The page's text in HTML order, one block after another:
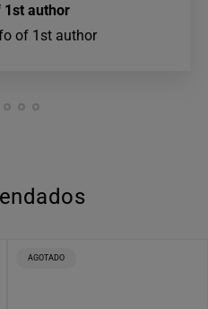
1st author
of 1st author
ETIQUETA
AGOTADO